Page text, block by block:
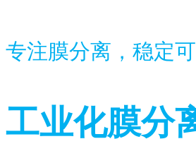
专注膜分离，稳定可
工业化膜分